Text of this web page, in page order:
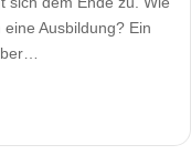
Ausbildung? Ein